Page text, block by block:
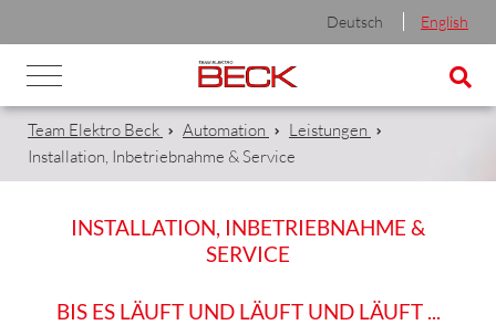
Deutsch English
Team Elektro Beck Automation
Leistungen
Installation, Inbetriebnahme & Service
INSTALLATION, INBETRIEBNAHME &
SERVICE
BIS ES LÄUFT UND LÄUFT UND LÄUFT ...